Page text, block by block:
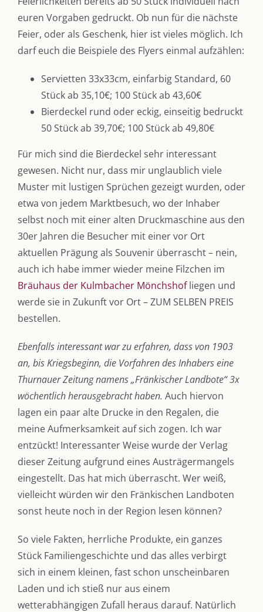
euren Vorgaben gedruckt. Ob nun für die nächste
Feier, oder als Geschenk, hier ist vieles möglich. Ich
darf euch die Beispiele des Flyers einmal aufzählen:
Servietten 33x33cm, einfarbig Standard, 60
Stück ab 35,10€; 100 Stück ab 43,60€
Bierdeckel rund oder eckig, einseitig bedruckt
50 Stück ab 39,70€; 100 Stück ab 49,80€
Für mich sind die Bierdeckel sehr interessant
gewesen. Nicht nur, dass mir unglaublich viele
Muster mit lustigen Sprüchen gezeigt wurden, oder
etwa von jedem Marktbesuch, wo der Inhaber
selbst noch mit einer alten Druckmaschine aus den
30er Jahren die Besucher mit einer vor Ort
aktuellen Prägung als Souvenir überrascht – nein,
auch ich habe immer wieder meine Filzchen im
Bräuhaus der Kulmbacher Mönchshofliegen und
werde sie in Zukunft vor Ort – ZUM SELBEN PREIS
bestellen.
Ebenfalls interessant war zu erfahren, dass von 1903
an, bis Kriegsbeginn, die Vorfahren des Inhabers eine
Thurnauer Zeitung namens „Fränkischer Landbote“ 3x
wöchentlich herausgebracht haben. Auch hiervon
lagen ein paar alte Drucke in den Regalen, die
meine Aufmerksamkeit auf sich zogen. Ich war
entzückt! Interessanter Weise wurde der Verlag
dieser Zeitung aufgrund eines Austrägermangels
eingestellt. Das hat mich überrascht. Wer weiß,
vielleicht würden wir den Fränkischen Landboten
sonst heute noch in der Region lesen können?
So viele Fakten, herrliche Produkte, ein ganzes
Stück Familiengeschichte und das alles verbirgt
sich in einem kleinen, fast schon unscheinbaren
Laden und ich stieß nur aus einem
wetterabhängigen Zufall heraus darauf. Natürlich